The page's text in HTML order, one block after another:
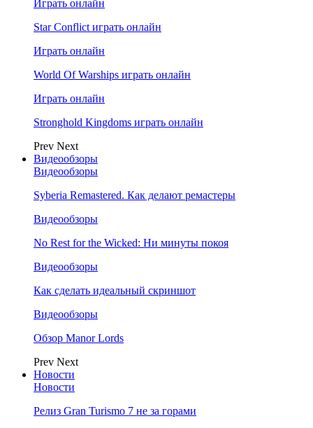
Играть онлайн
Star Conflict играть онлайн
Играть онлайн
World Of Warships играть онлайн
Играть онлайн
Stronghold Kingdoms играть онлайн
Prev Next
Видеообзоры
Видеообзоры
Syberia Remastered. Как делают ремастеры
Видеообзоры
No Rest for the Wicked: Ни минуты покоя
Видеообзоры
Как сделать идеальный скриншот
Видеообзоры
Обзор Manor Lords
Prev Next
Новости
Новости
Релиз Gran Turismo 7 не за горами